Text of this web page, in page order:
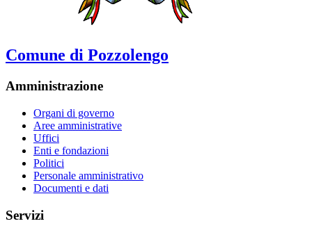
Comune di Pozzolengo
Amministrazione
Organi di governo
Aree amministrative
Uffici
Enti e fondazioni
Politici
Personale amministrativo
Documenti e dati
Servizi